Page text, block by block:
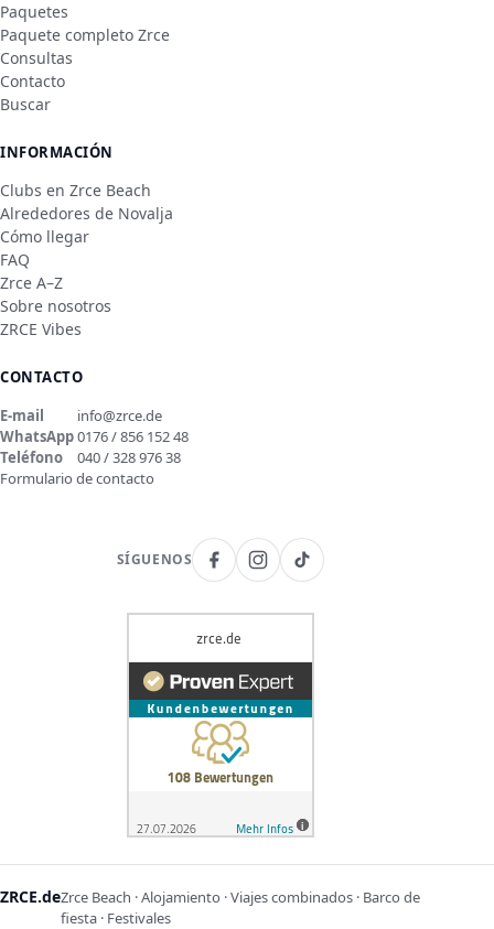
Paquetes
Paquete completo Zrce
Consultas
Contacto
Buscar
INFORMACIÓN
Clubs en Zrce Beach
Alrededores de Novalja
Cómo llegar
FAQ
Zrce A–Z
Sobre nosotros
ZRCE Vibes
CONTACTO
E-mail
info@zrce.de
WhatsApp0176 / 856 152 48
Teléfono
040 / 328 976 38
Formulario de contacto
SÍGUENOS
ZRCE.deZrce Beach · Alojamiento · Viajes combinados · Barco de
fiesta · Festivales